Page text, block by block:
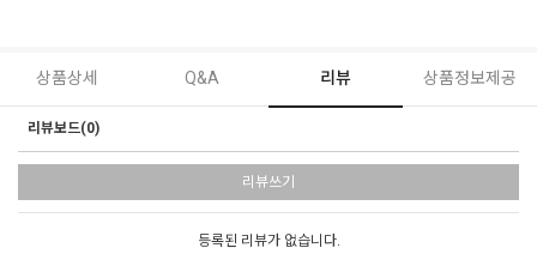
상품상세 Q&A 리뷰 상품정보제공
리뷰보드(0)
리뷰쓰기
등록된 리뷰가 없습니다.